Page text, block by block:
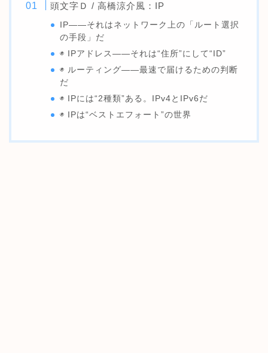
頭文字Ｄ / 高橋涼介風：IP
IP――それはネットワーク上の「ルート選択
の手段」だ
◉ IPアドレス――それは“住所”にして“ID”
◉ ルーティング――最速で届けるための判断
だ
◉ IPには“2種類”ある。IPv4とIPv6だ
◉ IPは“ベストエフォート”の世界